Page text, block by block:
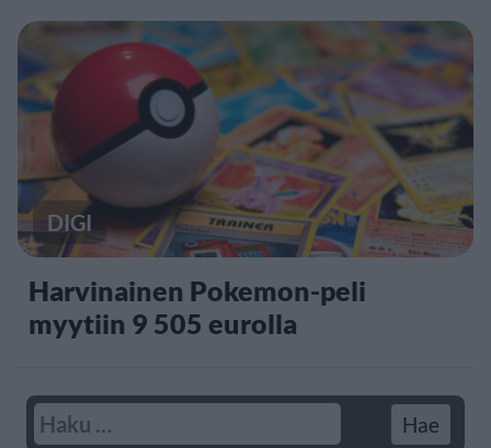
DIGI
Harvinainen Pokemon-peli
myytiin 9 505 eurolla